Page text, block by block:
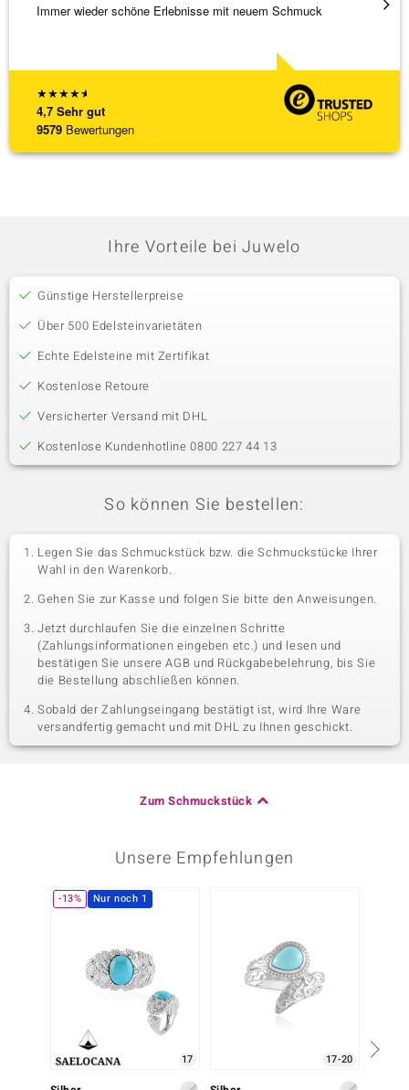
★★★★★
4,7 Sehr gut
9579 Bewertungen
Immer wieder schöne Erlebnisse mit neuem Schmuck
Ihre Vorteile bei Juwelo
Günstige Herstellerpreise
Über 500 Edelsteinvarietäten
Echte Edelsteine mit Zertifikat
Kostenlose Retoure
Versicherter Versand mit DHL
Kostenlose Kundenhotline 0800 227 44 13
So können Sie bestellen:
Legen Sie das Schmuckstück bzw. die Schmuckstücke Ihrer
Wahl in den Warenkorb.
Gehen Sie zur Kasse und folgen Sie bitte den Anweisungen.
Jetzt durchlaufen Sie die einzelnen Schritte
(Zahlungsinformationen eingeben etc.) und lesen und
bestätigen Sie unsere AGB und Rückgabebelehrung, bis Sie
die Bestellung abschließen können.
Sobald der Zahlungseingang bestätigt ist, wird Ihre Ware
versandfertig gemacht und mit DHL zu Ihnen geschickt.
Zum Schmuckstück
Unsere Empfehlungen
-13% Nur noch 1
17 17-20